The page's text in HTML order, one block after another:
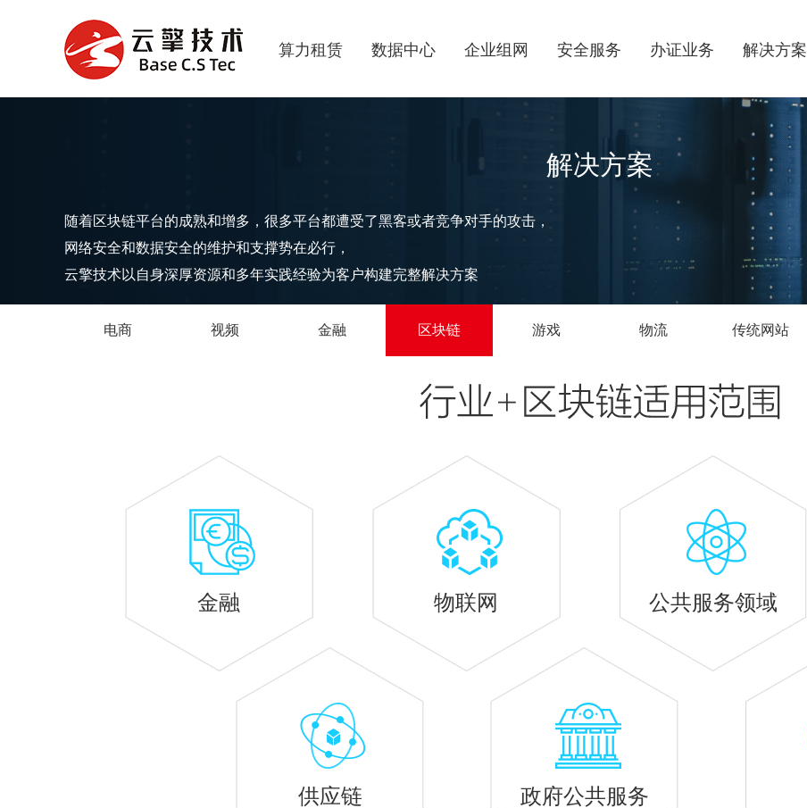
算力租赁 数据中心 企业组网 安全服务 办证业务 解决方案
解决方案
随着区块链平台的成熟和增多，很多平台都遭受了黑客或者竞争对手的攻击，
网络安全和数据安全的维护和支撑势在必行，
云擎技术以自身深厚资源和多年实践经验为客户构建完整解决方案
电商 视频 金融 区块链 游戏 物流 传统网站
金融 物联网 公共服务领域
供应链 政府公共服务